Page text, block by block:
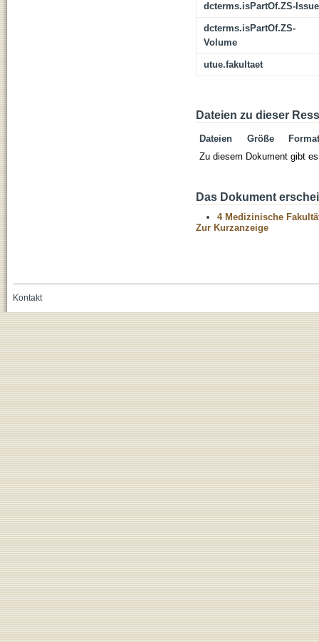
dcterms.isPartOf.ZS-Issue
dcterms.isPartOf.ZS-
Volume
utue.fakultaet
Dateien zu dieser
Dateien Größe
Format
Zu diesem Dokument gibt
Das Dokument
4 Medizinische
Zur Kurzanzeige
Kontakt